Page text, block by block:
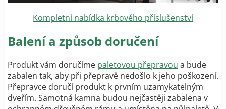
Kompletní nabídka krbového příslušenství
Balení a způsob doručení
Produkt vám doručíme paletovou přepravou a bude
zabalen tak, aby při přepravě nedošlo k jeho poškození.
Přepravce doručí produkt k prvním uzamykatelným
dveřím. Samotná kamna budou nejčastěji zabalena v